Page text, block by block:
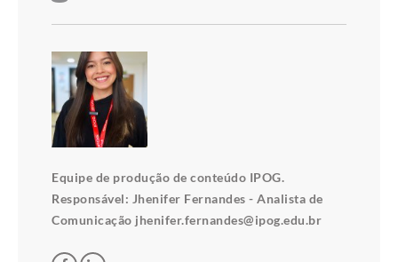
Equipe de produção de conteúdo IPOG.
Responsável: Jhenifer Fernandes - Analista de
Comunicação jhenifer.fernandes@ipog.edu.br